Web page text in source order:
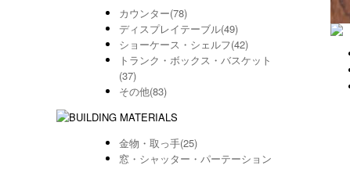
カウンター(78)
ディスプレイテーブル(49)
ショーケース・シェルフ(42)
トランク・ボックス・バスケット
(37)
その他(83)
金物・取っ手(25)
窓・シャッター・パーテーション